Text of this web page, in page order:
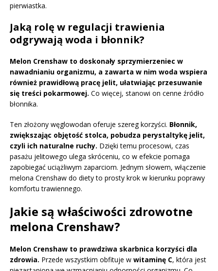
pierwiastka.
Jaką rolę w regulacji trawienia
odgrywają woda i błonnik?
Melon Crenshaw to doskonały sprzymierzeniec w
nawadnianiu organizmu, a zawarta w nim woda wspiera
również prawidłową pracę jelit, ułatwiając przesuwanie
się treści pokarmowej. Co więcej, stanowi on cenne źródło
błonnika.
Ten złożony węglowodan oferuje szereg korzyści. Błonnik,
zwiększając objętość stolca, pobudza perystaltykę jelit,
czyli ich naturalne ruchy. Dzięki temu procesowi, czas
pasażu jelitowego ulega skróceniu, co w efekcie pomaga
zapobiegać uciążliwym zaparciom. Jednym słowem, włączenie
melona Crenshaw do diety to prosty krok w kierunku poprawy
komfortu trawiennego.
Jakie są właściwości zdrowotne
melona Crenshaw?
Melon Crenshaw to prawdziwa skarbnica korzyści dla
zdrowia. Przede wszystkim obfituje w witaminę C, która jest